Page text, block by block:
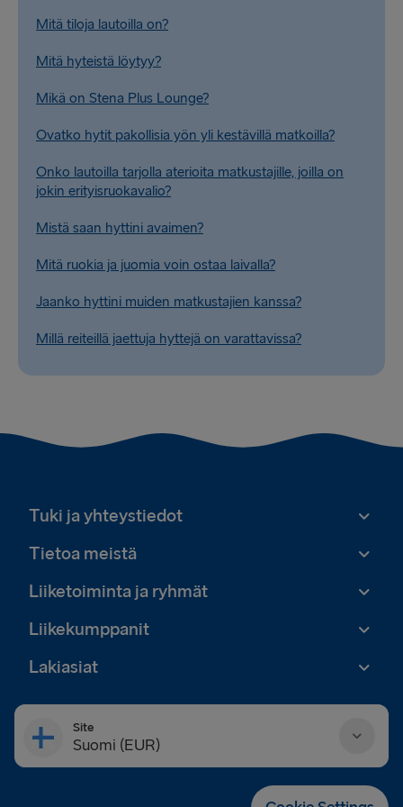
Mitä tiloja lautoilla on?
Mitä hyteistä löytyy?
Mikä on Stena Plus Lounge?
Ovatko hytit pakollisia yön yli kestävillä matkoilla?
Onko lautoilla tarjolla aterioita matkustajille, joilla on
jokin erityisruokavalio?
Mistä saan hyttini avaimen?
Mitä ruokia ja juomia voin ostaa laivalla?
Jaanko hyttini muiden matkustajien kanssa?
Millä reiteillä jaettuja hyttejä on varattavissa?
Tuki ja yhteystiedot
Tietoa meistä
Liiketoiminta ja ryhmät
Liikekumppanit
Lakiasiat
Site
Suomi (EUR)